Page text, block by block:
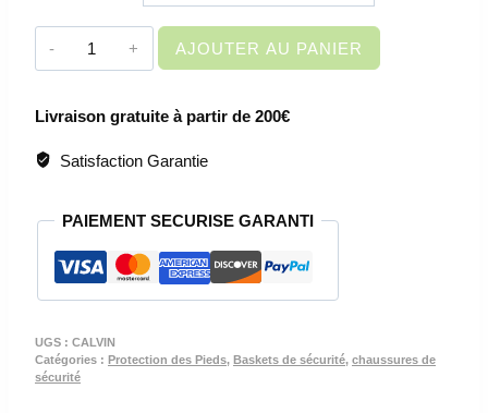
quantité
DE
BASSES
-
CALVIN
S3
SRC
AJOUTER AU PANIER
Livraison gratuite à partir de 200€
Satisfaction Garantie
PAIEMENT SECURISE GARANTI
UGS : CALVIN
Catégories : Protection des Pieds, Baskets de sécurité, chaussures de
sécurité